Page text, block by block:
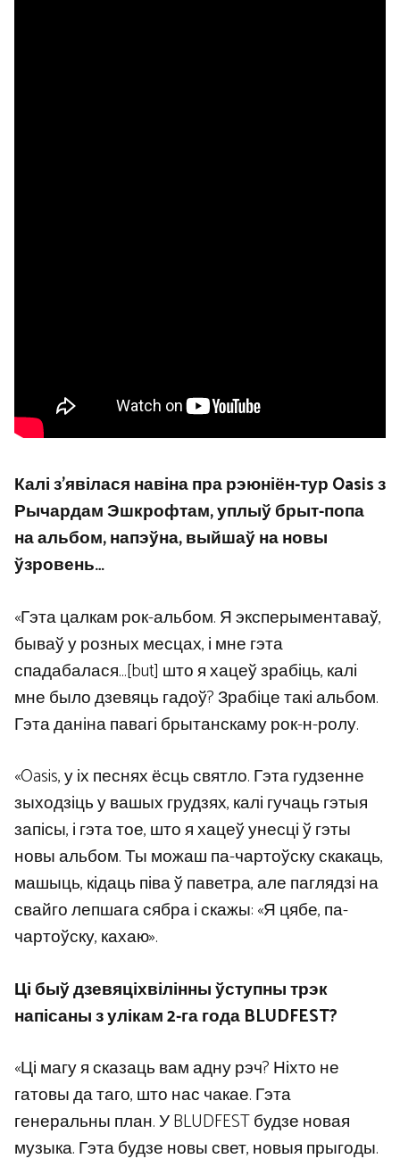
Калі з’явілася навіна пра рэюніён-тур Oasis з
Рычардам Эшкрофтам, уплыў брыт-попа
на альбом, напэўна, выйшаў на новы
ўзровень…
«Гэта цалкам рок-альбом. Я эксперыментаваў,
бываў у розных месцах, і мне гэта
спадабалася…[but] што я хацеў зрабіць, калі
мне было дзевяць гадоў? Зрабіце такі альбом.
Гэта даніна павагі брытанскаму рок-н-ролу.
«Oasis, у іх песнях ёсць святло. Гэта гудзенне
зыходзіць у вашых грудзях, калі гучаць гэтыя
запісы, і гэта тое, што я хацеў унесці ў гэты
новы альбом. Ты можаш па-чартоўску скакаць,
машыць, кідаць піва ў паветра, але паглядзі на
свайго лепшага сябра і скажы: «Я цябе, па-
чартоўску, кахаю».
Ці быў дзевяціхвілінны ўступны трэк
напісаны з улікам 2-га года BLUDFEST?
«Ці магу я сказаць вам адну рэч? Ніхто не
гатовы да таго, што нас чакае. Гэта
генеральны план. У BLUDFEST будзе новая
музыка. Гэта будзе новы свет, новыя прыгоды.